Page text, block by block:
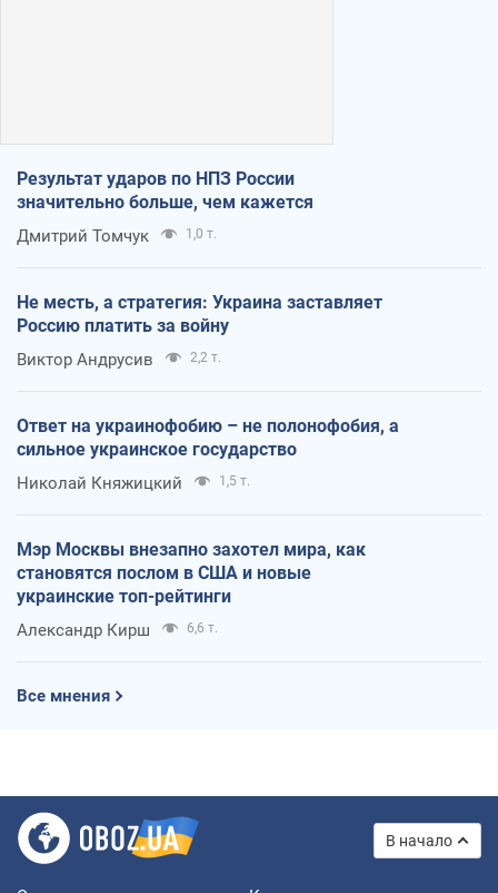
Результат ударов по НПЗ России
значительно больше, чем кажется
Дмитрий Томчук 1,0 т.
Не месть, а стратегия: Украина заставляет
Россию платить за войну
Виктор Андрусив 2,2 т.
Ответ на украинофобию – не полонофобия, а
сильное украинское государство
Николай Княжицкий 1,5 т.
Мэр Москвы внезапно захотел мира, как
становятся послом в США и новые
украинские топ-рейтинги
Александр Кирш 6,6 т.
Все мнения
В начало